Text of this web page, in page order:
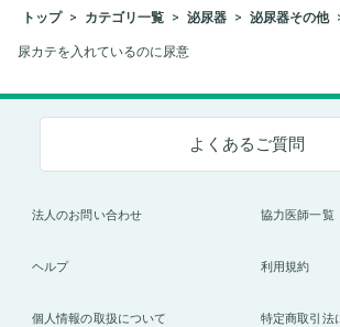
トップ カテゴリ一覧 泌尿器 泌尿器その他
尿カテを入れているのに尿意
よくあるご質問
法人のお問い合わせ 協力医師一覧
ヘルプ 利用規約
個人情報の取扱について 特定商取引法